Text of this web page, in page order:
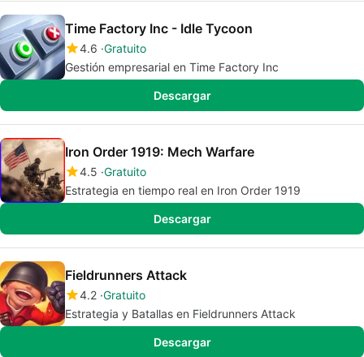
Time Factory Inc - Idle Tycoon
4.6 Gratuito
Gestión empresarial en Time Factory Inc
Descargar
Iron Order 1919: Mech Warfare
4.5 Gratuito
Estrategia en tiempo real en Iron Order 1919
Descargar
Fieldrunners Attack
4.2 Gratuito
Estrategia y Batallas en Fieldrunners Attack
Descargar